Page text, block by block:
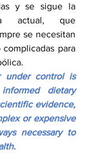
y se sigue la
actual, que
se necesitan
para
under control is
dietary
evidence,
or expensive
necessary to